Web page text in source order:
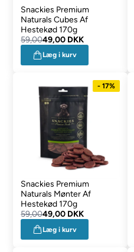
Snackies Premium
Naturals Cubes Af
Hestekød 170g
59,0049,00 DKK
Læg i kurv
- 17%
Snackies Premium
Naturals Mønter Af
Hestekød 170g
59,0049,00 DKK
Læg i kurv